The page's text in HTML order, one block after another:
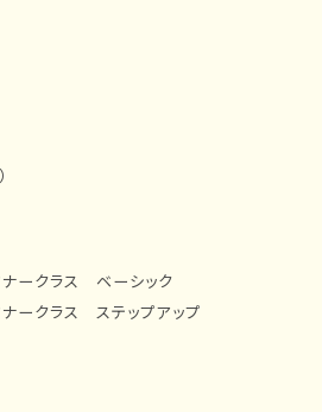
ナークラス ベーシック
ナークラス ステップアップ